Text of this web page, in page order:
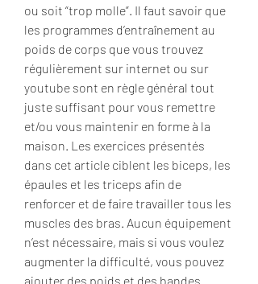
ou soit “trop molle”. Il faut savoir que
les programmes d’entraînement au
poids de corps que vous trouvez
régulièrement sur internet ou sur
youtube sont en règle général tout
juste suffisant pour vous remettre
et/ou vous maintenir en forme à la
maison. Les exercices présentés
dans cet article ciblent les biceps, les
épaules et les triceps afin de
renforcer et de faire travailler tous les
muscles des bras. Aucun équipement
n’est nécessaire, mais si vous voulez
augmenter la difficulté, vous pouvez
ajouter des poids et des bandes